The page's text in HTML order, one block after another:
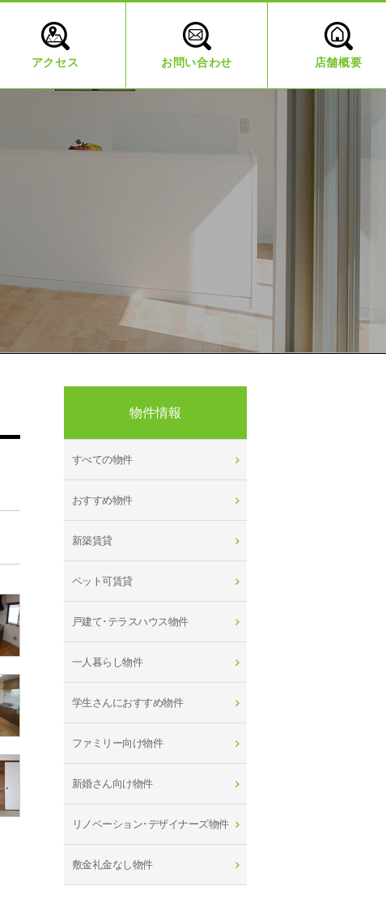
アクセス お問い合わせ 店舗概要
物件情報
すべての物件
おすすめ物件
新築賃貸
ペット可賃貸
戸建て･テラスハウス物件
一人暮らし物件
学生さんにおすすめ物件
ファミリー向け物件
新婚さん向け物件
リノベーション･デザイナーズ物件
敷金礼金なし物件